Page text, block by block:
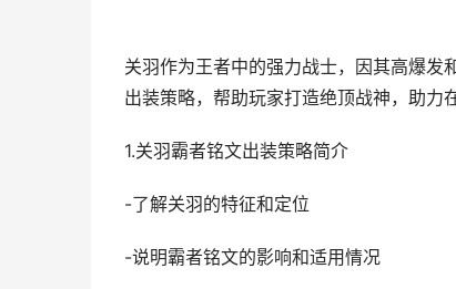
关羽作为王者中的强力战士，因其高爆发
出装策略，帮助玩家打造绝顶战神，助力
1.关羽霸者铭文出装策略简介
-了解关羽的特征和定位
-说明霸者铭文的影响和适用情况